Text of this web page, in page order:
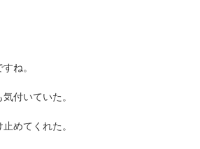
ね。
付いていた。
めてくれた。